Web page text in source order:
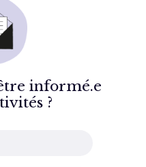
informé.e
?